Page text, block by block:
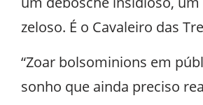
zeloso. É o Cavaleiro das
“Zoar bolsominions em
sonho que ainda preciso